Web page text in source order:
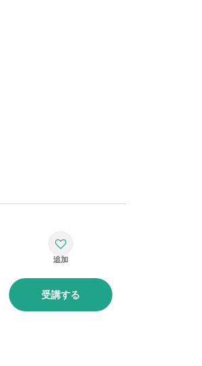
受講する